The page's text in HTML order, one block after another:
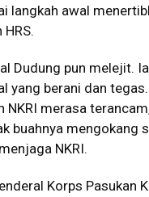
langkah awal
Dudung pun melejit.
yang berani dan
NKRI merasa
buahnya mengokang
NKRI.
Korps Pasukan